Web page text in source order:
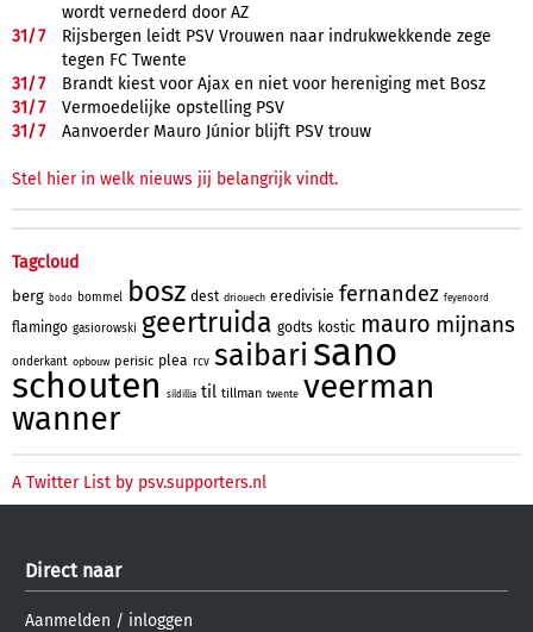
wordt vernederd door AZ
31/7
Rijsbergen leidt PSV Vrouwen naar indrukwekkende zege
tegen FC Twente
31/7
Brandt kiest voor Ajax en niet voor hereniging met Bosz
31/7
Vermoedelijke opstelling PSV
31/7 Aanvoerder Mauro Júnior blijft PSV trouw
Stel hier in welk nieuws jij belangrijk vindt.
Tagcloud
berg bodo bommel bosz dest driouech eredivisie fernandez feyenoord
flamingo gasiorowski geertruida godts kostic mauro mijnans
onderkant opbouw perisic plea rcv saibari sano
schouten sildillia til tillman twente veerman
wanner
A Twitter List by psv.supporters.nl
Direct naar
Aanmelden / inloggen